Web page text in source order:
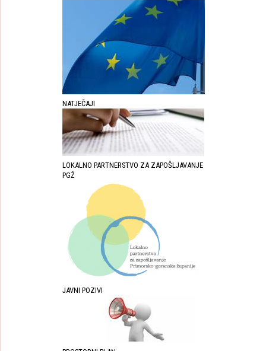
NATJEČAJI
LOKALNO PARTNERSTVO ZA ZAPOŠLJAVANJE
PGŽ
JAVNI POZIVI